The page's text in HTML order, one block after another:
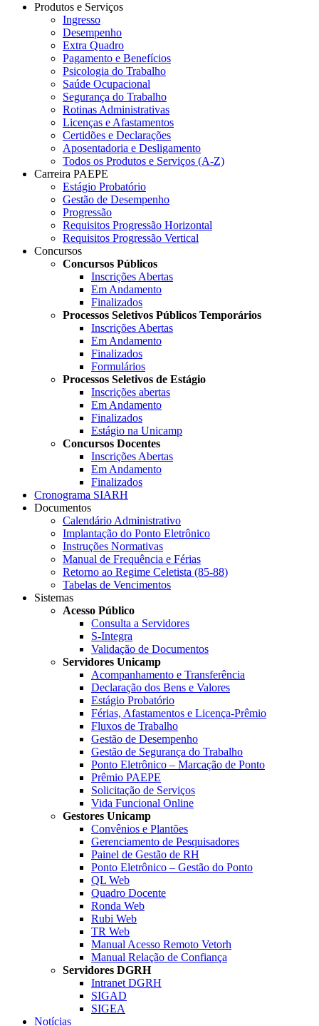
Produtos e Serviços
Ingresso
Desempenho
Extra Quadro
Pagamento e Benefícios
Psicologia do Trabalho
Saúde Ocupacional
Segurança do Trabalho
Rotinas Administrativas
Licenças e Afastamentos
Certidões e Declarações
Aposentadoria e Desligamento
Todos os Produtos e Serviços (A-Z)
Carreira PAEPE
Estágio Probatório
Gestão de Desempenho
Progressão
Requisitos Progressão Horizontal
Requisitos Progressão Vertical
Concursos
Concursos Públicos
Inscrições Abertas
Em Andamento
Finalizados
Processos Seletivos Públicos Temporários
Inscrições Abertas
Em Andamento
Finalizados
Formulários
Processos Seletivos de Estágio
Inscrições abertas
Em Andamento
Finalizados
Estágio na Unicamp
Concursos Docentes
Inscrições Abertas
Em Andamento
Finalizados
Cronograma SIARH
Documentos
Calendário Administrativo
Implantação do Ponto Eletrônico
Instruções Normativas
Manual de Frequência e Férias
Retorno ao Regime Celetista (85-88)
Tabelas de Vencimentos
Sistemas
Acesso Público
Consulta a Servidores
S-Integra
Validação de Documentos
Servidores Unicamp
Acompanhamento e Transferência
Declaração dos Bens e Valores
Estágio Probatório
Férias, Afastamentos e Licença-Prêmio
Fluxos de Trabalho
Gestão de Desempenho
Gestão de Segurança do Trabalho
Ponto Eletrônico – Marcação de Ponto
Prêmio PAEPE
Solicitação de Serviços
Vida Funcional Online
Gestores Unicamp
Convênios e Plantões
Gerenciamento de Pesquisadores
Painel de Gestão de RH
Ponto Eletrônico – Gestão do Ponto
QL Web
Quadro Docente
Ronda Web
Rubi Web
TR Web
Manual Acesso Remoto Vetorh
Manual Relação de Confiança
Servidores DGRH
Intranet DGRH
SIGAD
SIGEA
Notícias